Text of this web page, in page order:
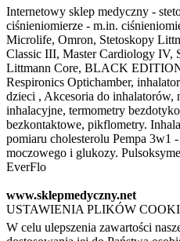
Internetowy sklep medyczny -
ciśnieniomierze - m.in.
Microlife, Omron, Stetoskopy
Classic III, Master Cardiology IV,
Littmann Core, BLACK
Respironics Optichamber,
dzieci , Akcesoria do inhalatorów,
inhalacyjne, termometry
bezkontaktowe, pikflometry.
pomiaru cholesterolu Pempa 3w1
moczowego i glukozy.
EverFlo
www.sklepmedyczny.net
USTAWIENIA PLIKÓW
W celu ulepszenia zawartości